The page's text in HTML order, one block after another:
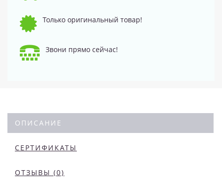
Только оригинальный товар!
Звони прямо сейчас!
ОПИСАНИЕ
СЕРТИФИКАТЫ
ОТЗЫВЫ (0)